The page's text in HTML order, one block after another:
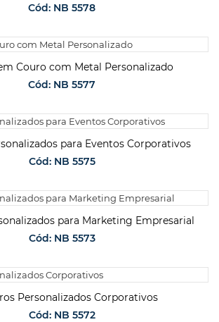
Cód: NB 5578
SOLICITAR ORÇAMENTO
Couro com Metal Personalizado
Cód: NB 5577
SOLICITAR ORÇAMENTO
para Eventos Corporativos
Cód: NB 5575
SOLICITAR ORÇAMENTO
para Marketing Empresarial
Cód: NB 5573
SOLICITAR ORÇAMENTO
Personalizados Corporativos
Cód: NB 5572